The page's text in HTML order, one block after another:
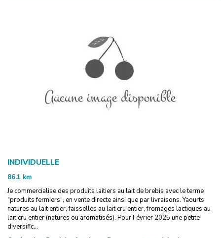
INDIVIDUELLE
86.1 km
Je commercialise des produits laitiers au lait de brebis avec le terme
"produits fermiers", en vente directe ainsi que par livraisons. Yaourts
natures au lait entier, faisselles au lait cru entier, fromages lactiques au
lait cru entier (natures ou aromatisés). Pour Février 2025 une petite
diversific...